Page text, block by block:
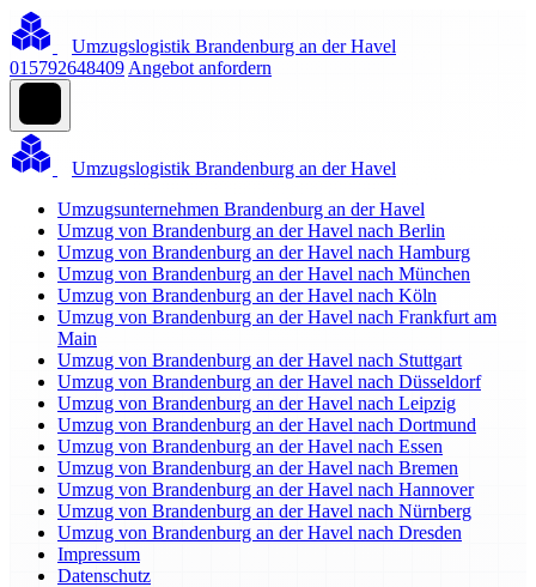
Umzugslogistik Brandenburg an der Havel
015792648409 Angebot anfordern
Umzugslogistik Brandenburg an der Havel
Umzugsunternehmen Brandenburg an der Havel
Umzug von Brandenburg an der Havel nach Berlin
Umzug von Brandenburg an der Havel nach Hamburg
Umzug von Brandenburg an der Havel nach München
Umzug von Brandenburg an der Havel nach Köln
Umzug von Brandenburg an der Havel nach Frankfurt am
Main
Umzug von Brandenburg an der Havel nach Stuttgart
Umzug von Brandenburg an der Havel nach Düsseldorf
Umzug von Brandenburg an der Havel nach Leipzig
Umzug von Brandenburg an der Havel nach Dortmund
Umzug von Brandenburg an der Havel nach Essen
Umzug von Brandenburg an der Havel nach Bremen
Umzug von Brandenburg an der Havel nach Hannover
Umzug von Brandenburg an der Havel nach Nürnberg
Umzug von Brandenburg an der Havel nach Dresden
Impressum
Datenschutz